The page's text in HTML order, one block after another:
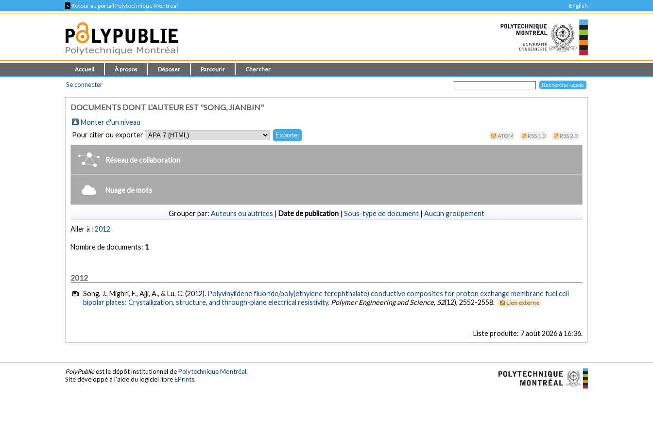
< Retour au portail Polytechnique Montréal English
Accueil À propos Déposer Parcourir Chercher
Se connecter
DOCUMENTS DONT L'AUTEUR EST "SONG, JIANBIN"
Monter d'un niveau
Pour citer ou exporter
ATOM RSS 1.0 RSS 2.0
Réseau de collaboration
Nuage de mots
Grouper par: Auteurs ou autrices | Date de publication | Sous-type de document | Aucun groupement
Aller à :2012
Nombre de documents: 1
2012
Song, J., Mighri, F., Ajji, A., & Lu, C. (2012). Polyvinylidene fluoride/poly(ethylene terephthalate) conductive composites for proton exchange membrane fuel cell
bipolar plates: Crystallization, structure, and through-plane electrical resistivity. Polymer Engineering and Science, 52(12), 2552-2558. Lien externe
Liste produite: 7 août 2026 à 16:36.
PolyPublieest le dépôt institutionnel dePolytechnique Montréal.
Site développé à l'aide du logiciel libreEPrints.